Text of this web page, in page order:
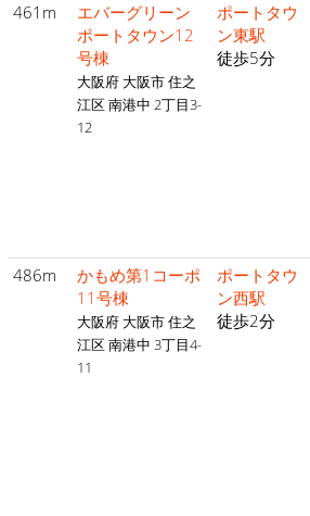
461m
エバーグリーン
ポートタウン12
号棟
大阪府 大阪市 住之
江区 南港中 2丁目3-
12
ポートタウ
ン東駅
徒歩5分
486m
かもめ第1コーポ
11号棟
大阪府 大阪市 住之
江区 南港中 3丁目4-
11
ポートタウ
ン西駅
徒歩2分